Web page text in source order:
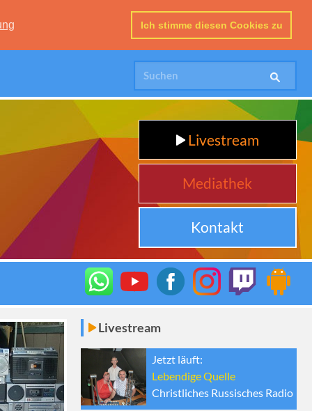
Ich stimme diesen Cookies zu
Livestream
Mediathek
Kontakt
Livestream
Jetzt läuft:
Lebendige Quelle
Christliches Russisches Radio